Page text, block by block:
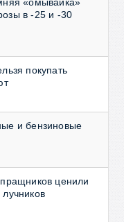
в -25 и -30
покупать
и бензиновые
ценили